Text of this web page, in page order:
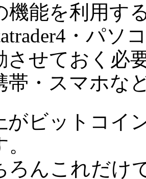
機能を利用す
・パソ
させておく必
帯・スマホな
がビットコイ
ろんこれだけ